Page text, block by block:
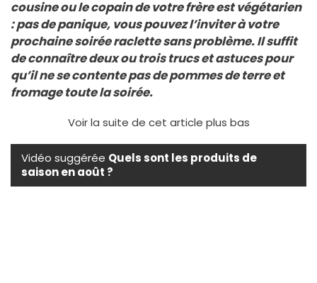
cousine ou le copain de votre frère est végétarien
: pas de panique, vous pouvez l’inviter à votre
prochaine soirée raclette sans problème. Il suffit
de connaître deux ou trois trucs et astuces pour
qu’il ne se contente pas de pommes de terre et
fromage toute la soirée.
Voir la suite de cet article plus bas
Vidéo suggérée Quels sont les produits de
saison en août ?